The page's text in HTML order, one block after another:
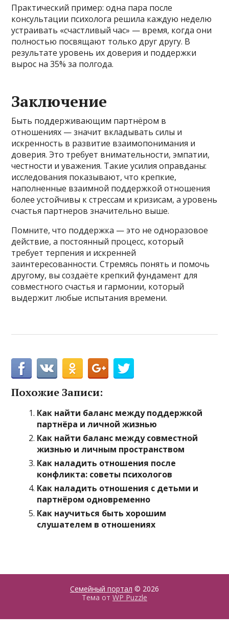
Практический пример: одна пара после
консультации психолога решила каждую неделю
устраивать «счастливый час» — время, когда они
полностью посвящают только друг другу. В
результате уровень их доверия и поддержки
вырос на 35% за полгода.
Заключение
Быть поддерживающим партнёром в
отношениях — значит вкладывать силы и
искренность в развитие взаимопонимания и
доверия. Это требует внимательности, эмпатии,
честности и уважения. Такие усилия оправданы:
исследования показывают, что крепкие,
наполненные взаимной поддержкой отношения
более устойчивы к стрессам и кризисам, а уровень
счастья партнеров значительно выше.
Помните, что поддержка — это не одноразовое
действие, а постоянный процесс, который
требует терпения и искренней
заинтересованности. Стремясь понять и помочь
другому, вы создаёте крепкий фундамент для
совместного счастья и гармонии, который
выдержит любые испытания времени.
Похожие Записи:
Как найти баланс между поддержкой
партнёра и личной жизнью
Как найти баланс между совместной
жизнью и личным пространством
Как наладить отношения после
конфликта: советы психологов
Как наладить отношения с детьми и
партнёром одновременно
Как научиться быть хорошим
слушателем в отношениях
Семейный портал © 2026
Тема от WP Puzzle